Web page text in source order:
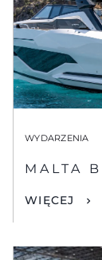
WYDARZENIA
MALTA
WIĘCEJ